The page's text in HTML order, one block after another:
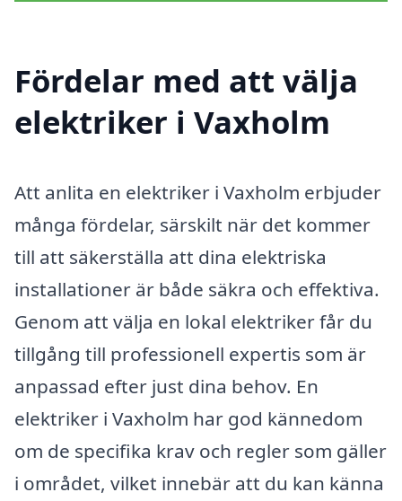
Fördelar med att välja
elektriker i Vaxholm
Att anlita en elektriker i Vaxholm erbjuder
många fördelar, särskilt när det kommer
till att säkerställa att dina elektriska
installationer är både säkra och effektiva.
Genom att välja en lokal elektriker får du
tillgång till professionell expertis som är
anpassad efter just dina behov. En
elektriker i Vaxholm har god kännedom
om de specifika krav och regler som gäller
i området, vilket innebär att du kan känna